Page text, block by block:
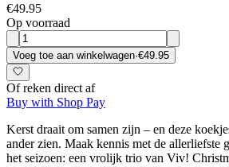
€49.95
Op voorraad
Voeg toe aan winkelwagen·€49.95
Of reken direct af
Buy with Shop Pay
Kerst draait om samen zijn – en deze
ander zien. Maak kennis met de allerliefste
het seizoen: een vrolijk trio van Viv!